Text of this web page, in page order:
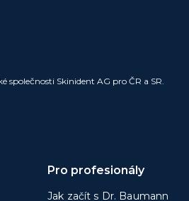
společnosti Skinident AG pro ČR a SR.
Pro profesionály
Jak začít s Dr. Baumann